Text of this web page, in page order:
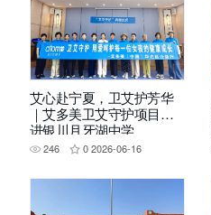
艾心赴宁夏，卫艾护芳华
｜艾多美卫艾守护项目走
进银川月牙湖中学
246 0 2026-06-16